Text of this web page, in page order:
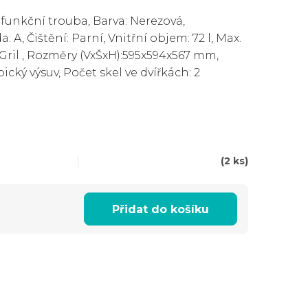
(2 ks)
Přidat do košíku
trouba, Barva: Nerezová,
A, Čištění: Parní, Vnitřní objem: 72 l, Max.
, Rozměry (VxŠxH):595x594x567 mm,
výsuv, Počet skel ve dvířkách: 2